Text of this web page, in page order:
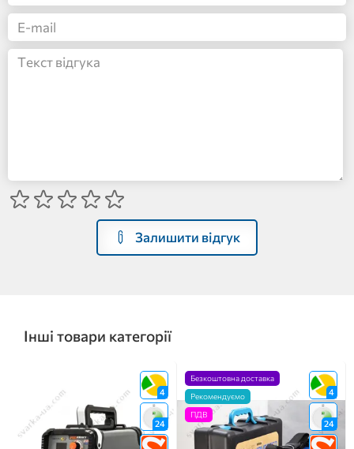
Залишити відгук
Інші товари категорії
4
24
4
24
Безкоштовна доставка
Рекомендуємо
ПДВ